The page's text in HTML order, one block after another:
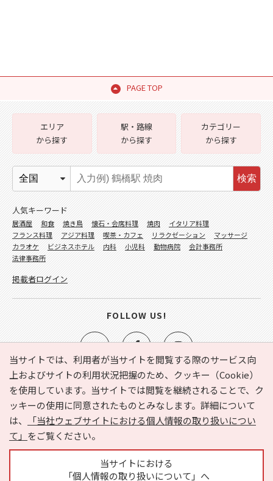
PAGE TOP
当サイトでは、利用者が当サイトを閲覧する際のサービス向
上およびサイトの利用状況把握のため、クッキー（Cookie）
を使用しています。当サイトでは閲覧を継続されることで、ク
ッキーの使用に同意されたものとみなします。詳細について
は、
「当社ウェブサイトにおける個人情報の取り扱いについ
て」 をご覧ください。
当サイトにおける
「個人情報の取り扱いについて」へ
e-NAVITA（イーナビタ）とは？ お気に入り
ヘルプ
利用規約
個人情報の取り扱いについて
運営会社
サイトマップ
広告掲載に関するお問い合わせ
エリア
から探す
駅・路線
から探す
カテゴリー
から探す
検索
人気キーワード
居酒屋 和食 焼き鳥 懐石・会席料理 焼肉
イタリア料理
フランス料理
アジア料理 喫茶・カフェ リラクゼーション
マッサージ
カラオケ
ビジネスホテル 内科 小児科 動物病院
会計事務所
法律事務所
掲載者ログイン
FOLLOW US!